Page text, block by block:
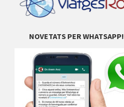
NOVETATS PER WHATSAPP!